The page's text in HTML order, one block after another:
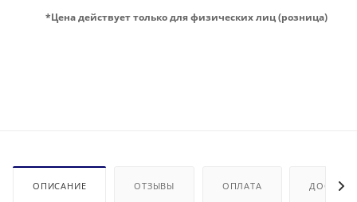
*Цена действует только для физических лиц (розница)
ОПИСАНИЕ ОТЗЫВЫ ОПЛАТА